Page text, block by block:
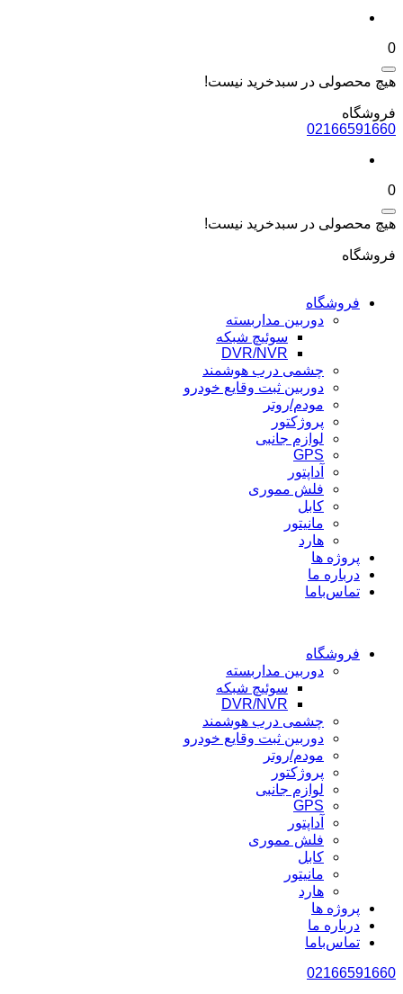
0
هیچ محصولی در سبدخرید نیست!
فروشگاه
02166591660
0
هیچ محصولی در سبدخرید نیست!
فروشگاه
فروشگاه
دوربین مداربسته
سوئیچ شبکه
DVR/NVR
چشمی درب هوشمند
دوربین ثبت وقایع خودرو
مودم/روتر
پروژکتور
لوازم جانبی
GPS
آداپتور
فلش مموری
کابل
مانیتور
هارد
پروژه ها
درباره ما
تماس‌باما
فروشگاه
دوربین مداربسته
سوئیچ شبکه
DVR/NVR
چشمی درب هوشمند
دوربین ثبت وقایع خودرو
مودم/روتر
پروژکتور
لوازم جانبی
GPS
آداپتور
فلش مموری
کابل
مانیتور
هارد
پروژه ها
درباره ما
تماس‌باما
02166591660